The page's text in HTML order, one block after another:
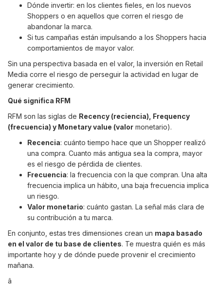
Dónde invertir: en los clientes fieles, en los nuevos
Shoppers o en aquellos que corren el riesgo de
abandonar la marca.
Si tus campañas están impulsando a los Shoppers hacia
comportamientos de mayor valor.
Sin una perspectiva basada en el valor, la inversión en Retail
Media corre el riesgo de perseguir la actividad en lugar de
generar crecimiento.
Qué significa RFM
RFM son las siglas de Recency (reciencia), Frequency
(frecuencia) y Monetary value (valor monetario).
Recencia: cuánto tiempo hace que un Shopper realizó
una compra. Cuanto más antigua sea la compra, mayor
es el riesgo de pérdida de clientes.
Frecuencia: la frecuencia con la que compran. Una alta
frecuencia implica un hábito, una baja frecuencia implica
un riesgo.
Valor monetario: cuánto gastan. La señal más clara de
su contribución a tu marca.
En conjunto, estas tres dimensiones crean un mapa basado
en el valor de tu base de clientes. Te muestra quién es más
importante hoy y de dónde puede provenir el crecimiento
mañana.
â